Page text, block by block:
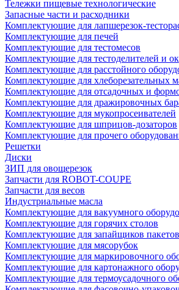
Тележки пищевые технологические
Запасные части и расходники
Комплектующие для лапшерезок-
Комплектующие для печей
Комплектующие для тестомесов
Комплектующие для тестоделителей и
Комплектующие для расстойного
Комплектующие для хлеборезательных
Комплектующие для отсадочных и
Комплектующие для дражировочных
Комплектующие для мукопросеивателей
Комплектующие для шприцов-дозаторов
Комплектующие для прочего
Решетки
Диски
ЗИП для овощерезок
Запчасти для ROBOT-COUPE
Запчасти для весов
Индустриальные масла
Комплектующие для вакуумного
Комплектующие для горячих столов
Комплектующие для запайщиков пакетов
Комплектующие для мясорубок
Комплектующие для маркировочного
Комплектующие для картонажного
Комплектующие для термоусадочного